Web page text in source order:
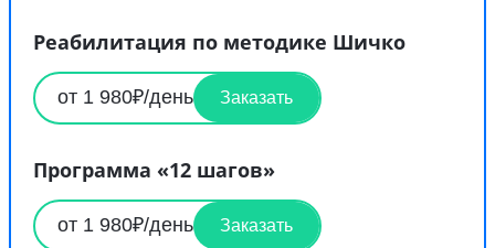
Реабилитация по методике Шичко
от 1 980₽/день Заказать
Программа «12 шагов»
от 1 980₽/день Заказать